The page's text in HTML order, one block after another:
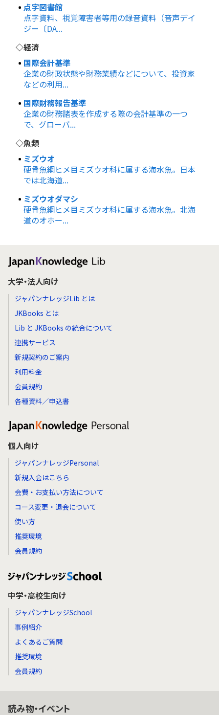
点字図書館
点字資料、視覚障害者等用の録音資料（音声デイ
ジー〔DA...
◇経済
国際会計基準
企業の財政状態や財務業績などについて、投資家
などの利用...
国際財務報告基準
企業の財務諸表を作成する際の会計基準の一つ
で、グローバ...
◇魚類
ミズウオ
硬骨魚綱ヒメ目ミズウオ科に属する海水魚。日本
では北海道...
ミズウオダマシ
硬骨魚綱ヒメ目ミズウオ科に属する海水魚。北海
道のオホー...
大学・法人向け
ジャパンナレッジLib とは
JKBooks とは
Lib と JKBooks の統合について
連携サービス
新規契約のご案内
利用料金
会員規約
各種資料／申込書
個人向け
ジャパンナレッジPersonal
新規入会はこちら
会費・お支払い方法について
コース変更・退会について
使い方
推奨環境
会員規約
中学・高校生向け
ジャパンナレッジSchool
事例紹介
よくあるご質問
推奨環境
会員規約
読み物・イベント